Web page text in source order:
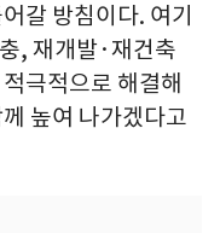
갈 방침이다. 여기
, 재개발·재건축
극적으로 해결해
높여 나가겠다고